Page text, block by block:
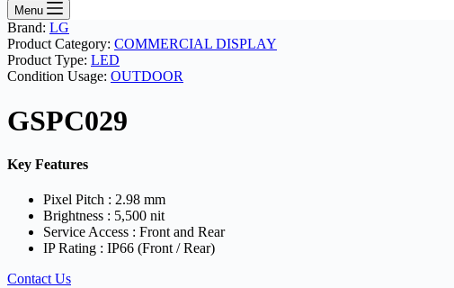
Menu
Brand: LG
Product Category: COMMERCIAL DISPLAY
Product Type: LED
Condition Usage: OUTDOOR
GSPC029
Key Features
Pixel Pitch : 2.98 mm
Brightness : 5,500 nit
Service Access : Front and Rear
IP Rating : IP66 (Front / Rear)
Contact Us